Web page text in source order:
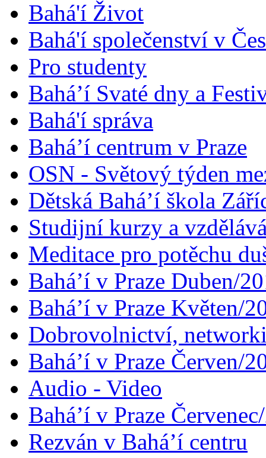
Bahá'í Život
Bahá'í společenství v
Pro studenty
Bahá’í Svaté dny a
Bahá'í správa
Bahá’í centrum v Praze
OSN - Světový týden
Dětská Bahá’í škola
Studijní kurzy a
Meditace pro potěchu
Bahá’í v Praze Duben/
Bahá’í v Praze Květen/
Dobrovolnictví,
Bahá’í v Praze Červen/
Audio - Video
Bahá’í v Praze
Rezván v Bahá’í centru